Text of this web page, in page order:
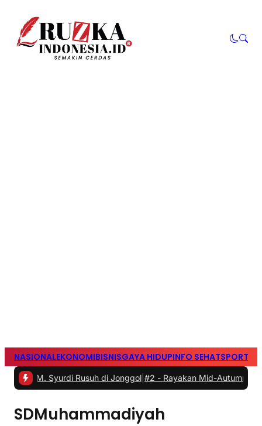
NASIONALEKONOMIBISNISGAYA HIDUPINFO SEHATSPORTS
Syurdi Rusuh di Jonggol|#2 -Rayakan Mid-Autumn Festival
SDMuhammadiyah